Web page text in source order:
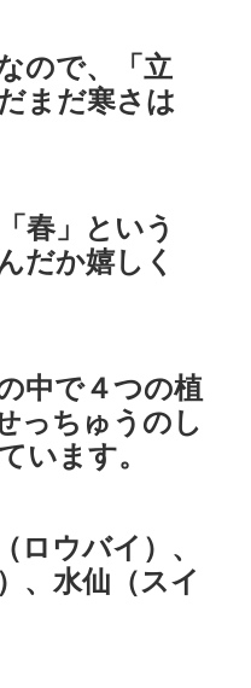
ので、「立
まだ寒さは
春」という
だか嬉しく
中で４つの植
っちゅうのし
います。
ロウバイ）、
、水仙（スイ